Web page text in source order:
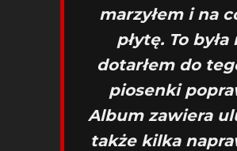
marzyłem i na
płytę. To
dotarłem do
piosenki
Album zawiera
także kilka